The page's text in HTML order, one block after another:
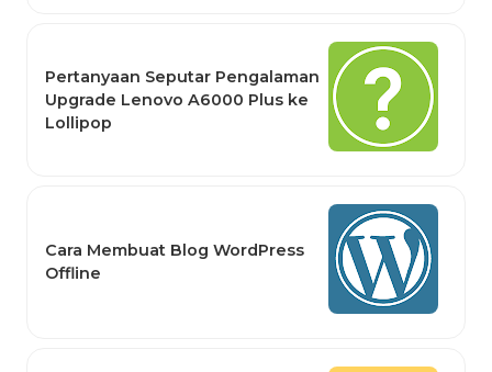
Pertanyaan Seputar Pengalaman
Upgrade Lenovo A6000 Plus ke
Lollipop
Cara Membuat Blog WordPress
Offline